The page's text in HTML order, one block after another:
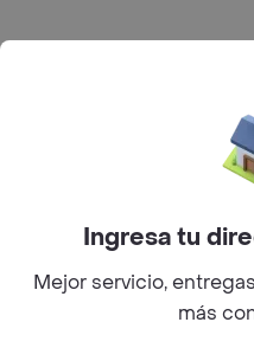
Bogotá D.C. ---
Ingresa tu
Mejor servicio,
más